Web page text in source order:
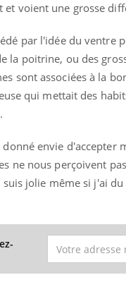
et voient une grosse
par l'idée du ventre
poitrine, ou des
sont associées à la
qui mettait des
envie
ne nous perçoivent
jolie même si j'ai